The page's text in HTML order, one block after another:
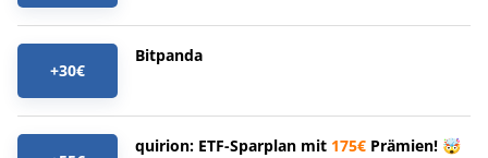
+30€
Bitpanda
quirion: ETF-Sparplan mit 175€ Prämien! 🤯